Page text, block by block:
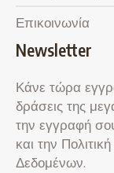
Επικοινωνία
Newsletter
Κάνε τώρα
δράσεις της
την εγγραφή
και την
Δεδομένων.